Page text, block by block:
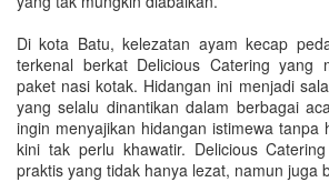
Di kota Batu, kelezatan ayam kecap
terkenal berkat Delicious Catering yang
paket nasi kotak. Hidangan ini menjadi
yang selalu dinantikan dalam berbagai
ingin menyajikan hidangan istimewa tanpa
kini tak perlu khawatir. Delicious
praktis yang tidak hanya lezat, namun juga